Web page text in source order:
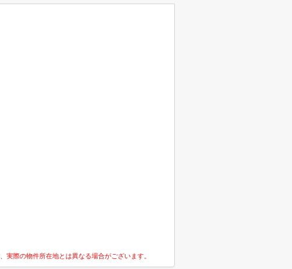
際の物件所在地とは異なる場合がございます。